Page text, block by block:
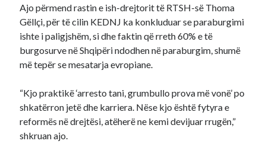
Ajo përmend rastin e ish-drejtorit të RTSH-së Thoma
Gëllçi, për të cilin KEDNJ ka konkluduar se paraburgimi
ishte i paligjshëm, si dhe faktin që rreth 60% e të
burgosurve në Shqipëri ndodhen në paraburgim, shumë
më tepër se mesatarja evropiane.
“Kjo praktikë ‘arresto tani, grumbullo prova më vonë’ po
shkatërron jetë dhe karriera. Nëse kjo është fytyra e
reformës në drejtësi, atëherë ne kemi devijuar rrugën,”
shkruan ajo.